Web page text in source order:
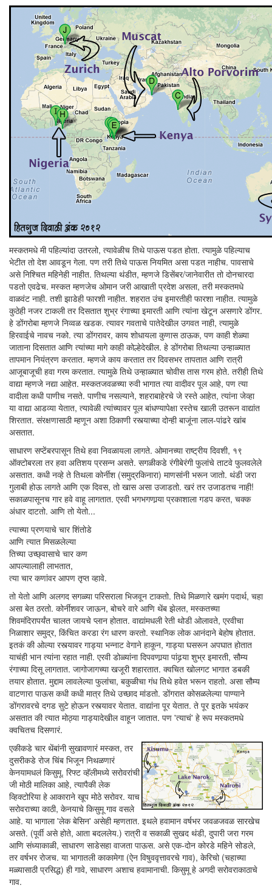
मस्कतमधे मी पहिल्यांदा उतरलो, त्यावेळीच तिथे पाऊस पडत होता. त्यामुळे पहिल्याच
भेटीत तो देश आवडून गेला. पण तरी तिथे पाऊस नियमित असा पडत नाहीच. पावसाचे
असे निश्चित महिनेही नाहीत. तिथल्या थंडीत, म्हणजे डिसेंबर/जानेवारीत तो दोनचारदा
पडतो एवढेच. मस्कत म्हणजेच ओमान जरी आखाती प्रदेश असला, तरी मस्कतमधे
वाळवंट नाही. तशी झाडेही फारशी नाहीत. शहरात उंच इमारतीही फारशा नाहीत. त्यामुळे
कुठेही नजर टाकली तर दिसतात शुभ्र रंगाच्या इमारती आणि त्यांना खेटून असणारे डोंगर.
हे डोंगरोबा म्हणजे निव्वळ खडक. त्यावर गवताचे पातेदेखील उगवत नाही, त्यामुळे
हिरवाईचे नावच नको. त्या डोंगरावर, काय शोधायला कुणास ठाऊक, पण काही शेळ्या
जाताना दिसतात आणि त्यांच्या मागे काही कोल्हेदेखील. हे डोंगरोबा तिथल्या उन्हाळ्यात
तापमान नियंत्रण करतात. म्हणजे काय करतात तर दिवसभर तापतात आणि रात्री
आजूबाजूची हवा गरम करतात. त्यामुळे तिथे उन्हाळ्यात चोवीस तास गरम होते. तरीही तिथे
वाद्या म्हणजे नद्या आहेत. मस्कतजवळच्या रुवी भागात त्या वादीवर पूल आहे, पण त्या
वादीला कधी पाणीच नसते. पाणीच नसल्याने, शहराबाहेरचे जे रस्ते आहेत, त्यांना जेव्हा
या वाद्या आडव्या येतात, त्यावेळी त्यांच्यावर पूल बांधण्यापेक्षा रस्तेच खाली उतरून वाद्यांत
शिरतात. संरक्षणासाठी म्हणून अशा ठिकाणी रस्त्याच्या दोन्ही बाजूंना लाल-पांढरे खांब
असतात.
साधारण सप्टेंबरपासून तिथे हवा निवळायला लागते. ओमानच्या राष्ट्रीय दिवशी, १९
ऑक्टोबरला तर हवा अतिशय ­प्रसन्न असते. सगळीकडे रंगीबेरंगी फुलांचे ताटवे फुलवलेले
असतात. कधी नव्हे ते तिथला कोर्नीश (समुद्रकिनारा) माणसांनी भरून जातो. थंडी जरा
गुलाबी होऊ लागते आणि एक दिवस, तो खास असा उजाडतो. खरं तर उजाडतच नाही!
सकाळपासूनच गार हवे वाहू लागतात. एरवी भगभगणार्‍या प्रकाशाला गडप करत, चक्क
अंधार दाटतो. आणि तो येतो...
त्याच्या प्रणयाचे चार शिंतोडे
आणि त्यात मिसळलेल्या
तिच्या उच्छ्वासाचे चार कण
आपल्यालाही लाभतात,
त्या चार कणांवर आपण तृप्त व्हावे.
तो येतो आणि अलगद सगळ्या परिसराला भिजवून टाकतो. तिथे मिळणारे खमंग पदार्थ, चहा
असा बेत ठरतो. कोर्नीशवर जाऊन, बोचरे वारे आणि थेंब झेलत, मस्कतच्या
शिवमंदिरापर्यंत चालत जायचे प्लान होतात. वाद्यांमधली रेती थोडी ओलावते, एरवीचा
निळाशार समुद्र, किंचित करडा रंग धारण करतो. स्थानिक लोक आनंदाने बेहोष होतात.
इतकं की ओल्या रस्त्यावर गाड्या भन्नाट वेगाने हाकून, गाड्या घसरून अपघात होतात
याचंही भान त्यांना रहात नाही. एरवी डोळ्यांना दिपवणार्‍या पांढर्‍या शुभ्र इमारती, सौम्य
रंगाच्या दिसू लागतात. जागोजागच्या खजूरी शहारतात. क्वचित खोलगट भागात डबकी
तयार होतात. मुद्दाम लावलेल्या फुलांचा, बकुळीचा गंध तिथे हवेत भरून राहतो. असा सौम्य
वाटणारा पाऊस कधी कधी मात्र तिथे उच्छाद मांडतो. डोंगरात कोसळलेल्या पाण्याने
डोंगरावरचे दगड सुटे होऊन रस्त्यावर येतात. वाद्यांना पूर येतात. ते पूर इतके भयंकर
असतात की त्यात मोठ्या गाड्यादेखील वाहून जातात. पण 'त्याचं' हे रूप मस्कतमधे
क्वचितच दिसणारं.
एकीकडे चार थेंबांनी सुखावणारं मस्कत, तर
दुसरीकडे रोज चिंब भिजून निथळणारं
केनयामधलं किसुमू. रिफ्ट व्हॅलीमध्ये सरोवरांची
जी मोठी मालिका आहे, त्यापैकी लेक
व्हिक्टोरिया हे आकाराने खूप मोठे सरोवर. याच
सरोवराच्या काठी, केनयाचे किसुमू गाव वसले
आहे. या भागाला 'लेक बेसिन' असेही म्हणतात. इथले हवामान वर्षभर जवळजवळ सारखेच
असते. (पूर्वी असे होते, आता बदललेय.) रात्री व सकाळी सुखद थंडी, दुपारी जरा गरम
आणि संध्याकाळी, साधारण साडेसहा वाजता पाऊस. असे एक-दोन कोरडे महिने सोडले,
तर वर्षभर रोजच. या भागातली काकामेगा (ऐन विषुववृत्तावरचे गाव), केरिचो (चहाच्या
मळ्यासाठी प्रसिद्ध) ही गावे, साधारण अशाच हवामानाची. किसुमू हे अगदी सरोवराकाठाचे
गाव.